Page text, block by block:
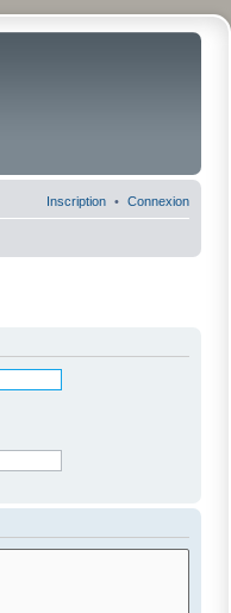
Connexion
Inscription